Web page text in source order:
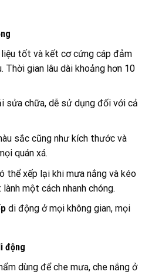
tốt và kết cơ cứng cáp đảm
Thời gian lâu dài khoảng hơn 10
sửa chữa, dễ sử dụng đối với cả
sắc cũng như kích thước và
quán xá.
thể xếp lại khi mưa nắng và kéo
một cách nhanh chóng.
di động ở mọi không gian, mọi
động
dùng để che mưa, che nắng ở